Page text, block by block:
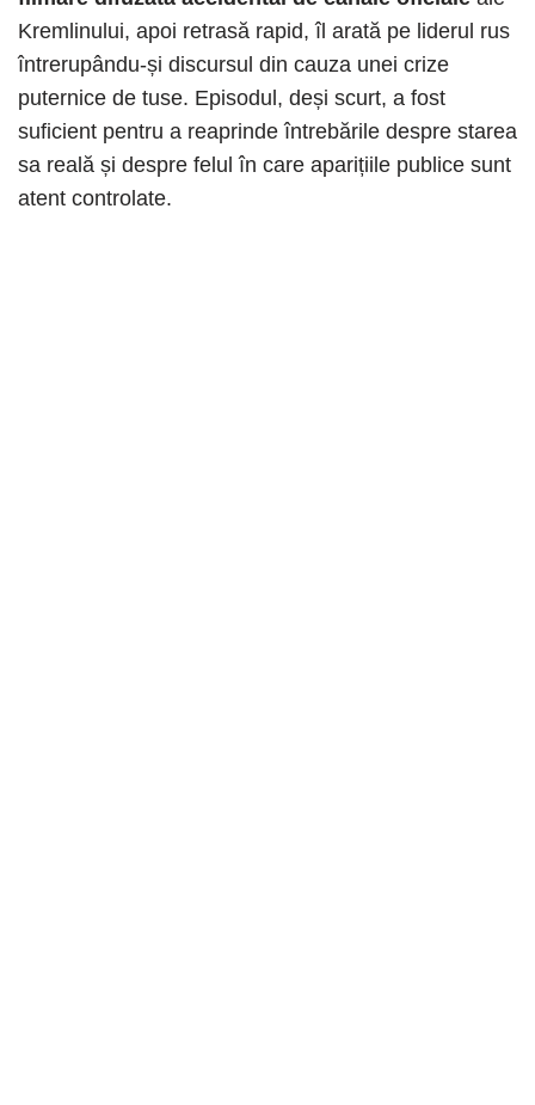
Kremlinului, apoi retrasă rapid, îl arată pe liderul rus
întrerupându-și discursul din cauza unei crize
puternice de tuse. Episodul, deși scurt, a fost
suficient pentru a reaprinde întrebările despre starea
sa reală și despre felul în care aparițiile publice sunt
atent controlate.